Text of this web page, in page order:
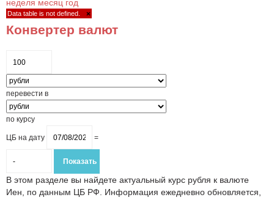
неделя месяц год
Data table is not defined. ×
Конвертер валют
перевести в
по курсу
ЦБ на дату =
В этом разделе вы найдете актуальный курс рубля к валюте
Иен, по данным ЦБ РФ. Информация ежедневно обновляется,